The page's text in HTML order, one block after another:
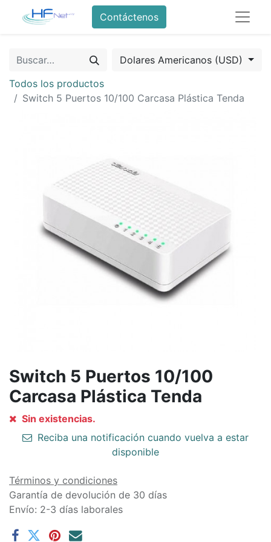
Contáctenos
Dolares Americanos (USD)
Todos los productos
Switch 5 Puertos 10/100 Carcasa Plástica Tenda
Switch 5 Puertos 10/100
Carcasa Plástica Tenda
Sin existencias.
Reciba una notificación cuando vuelva a estar
disponible
Términos y condiciones
Garantía de devolución de 30 días
Envío: 2-3 días laborales